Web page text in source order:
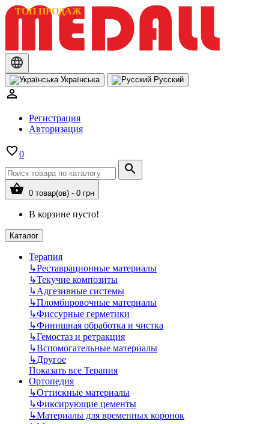
Українська Русский
Регистрация
Авторизация
0
0 товар(ов) - 0 грн
В корзине пусто!
Каталог
Терапия
↳Реставрационные материалы
↳Текучие композиты
↳Адгезивные системы
↳Пломбировочные материалы
↳Фиссурные герметики
↳Финишная обработка и чистка
↳Гемостаз и ретракция
↳Вспомогательные материалы
↳Другое
Показать все Терапия
Ортопедия
↳Оттискные материалы
↳Фиксирующие цементы
↳Материалы для временных коронок
ТОП ПРОДАЖ